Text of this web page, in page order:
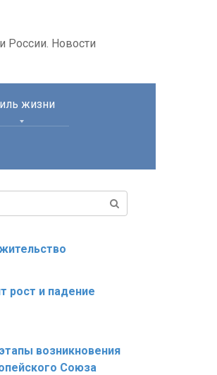
России. Новости
жизни
рост и падение
возникновения
Союза